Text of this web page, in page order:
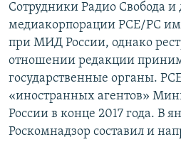
Сотрудники Радио Свобода и
медиакорпорации РСЕ/РC
при МИД России, однако
отношении редакции
государственные органы.
«иностранных агентов»
России в конце 2017 года. В
Роскомнадзор составил и